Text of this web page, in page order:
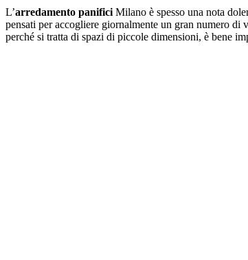
L’arredamento panifici Milano è spesso una nota
pensati per accogliere giornalmente un gran numero
perché si tratta di spazi di piccole dimensioni, è bene